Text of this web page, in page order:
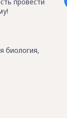
биология,